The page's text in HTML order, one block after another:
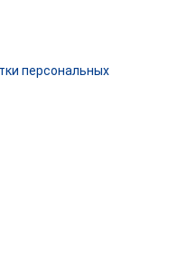
персональных